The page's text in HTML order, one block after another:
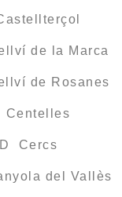
de la Marca
de Rosanes
Centelles
Cercs
del Vallès